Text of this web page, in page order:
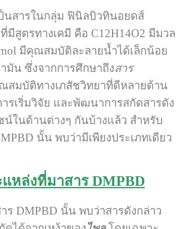
นสารในกลุ่ม ฟินิลบิวทินอยดส์
ที่มีสูตรทางเคมี คือ C12H14O2 มีมวล
มีคุณสมบัติละลายน้ำได้เล็กน้อย
มัน ซึ่งจากการศึกษาถึงสาร
มบัติทางเภสัชวิทยาที่ดีหลายด้าน
รเริ่มวิจัย และพัฒนาการสกัดสารดัง
น์ในด้านต่างๆ กันบ้างแล้ว สำหรับ
นั้น พบว่ามีเพียงประเภทเดียว
หล่งที่มาสาร DMPBD
ร DMPBD นั้น พบว่าสารดังกล่าว